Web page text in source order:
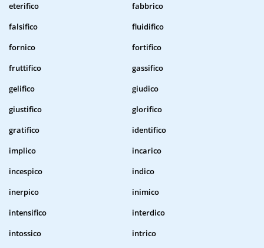
eterifico
fabbrico
falsifico
fluidifico
fornico
fortifico
fruttifico
gassifico
gelifico
giudico
giustifico
glorifico
gratifico
identifico
implico
incarico
incespico
indico
inerpico
inimico
intensifico
interdico
intossico
intrico